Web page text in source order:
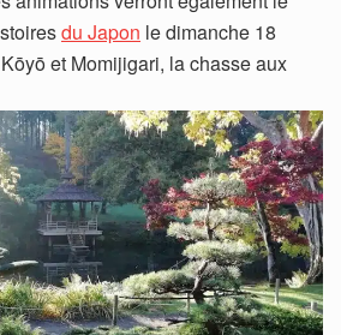
du Japon le dimanche 18
et Momijigari, la chasse aux